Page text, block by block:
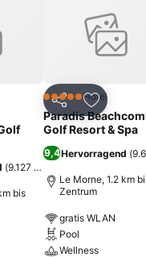
hinzufügen
(9.127 Bewertungen
bis
Teilen Zu
5 Sterne Hotel
Paradis
Golf Resort & Spa
9,4Hervorragend (
Le Morne, 1.2 km
Zentrum
gratis WLAN
Pool
Wellness